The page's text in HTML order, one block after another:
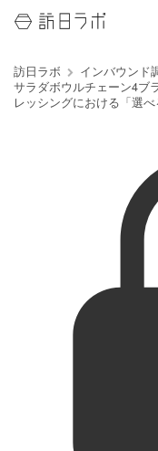
訪日ラボ
インバウンド
サラダボウルチェーン4ブ
レッシングにおける「選